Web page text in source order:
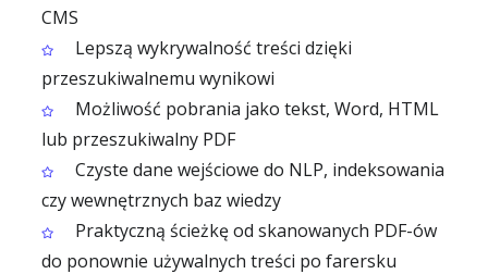
CMS
Lepszą wykrywalność treści dzięki
przeszukiwalnemu wynikowi
Możliwość pobrania jako tekst, Word, HTML
lub przeszukiwalny PDF
Czyste dane wejściowe do NLP, indeksowania
czy wewnętrznych baz wiedzy
Praktyczną ścieżkę od skanowanych PDF-ów
do ponownie używalnych treści po farersku